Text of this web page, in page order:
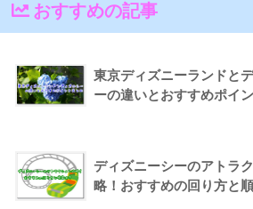
おすすめの記事
東京ディズニーランドと
ーの違いとおすすめポイ
ディズニーシーのアトラ
略！おすすめの回り方と